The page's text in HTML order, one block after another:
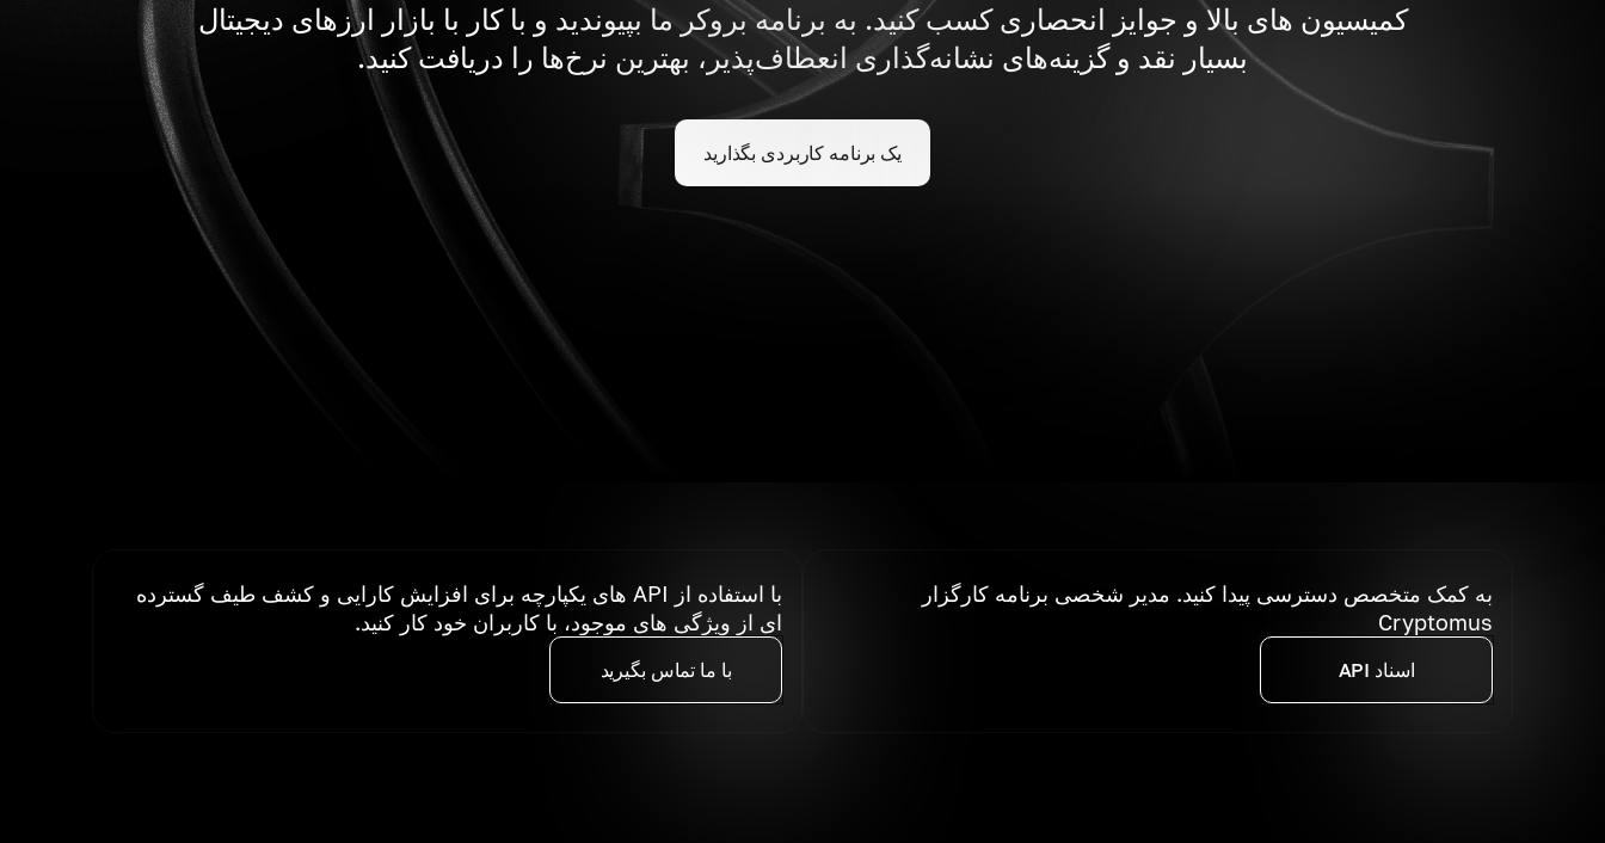
کمیسیون های بالا و جوایز انحصاری کسب کنید. به برنامه بروکر ما بپیوندید و با کار با بازار ارزهای دیجیتال
بسیار نقد و گزینه‌های نشانه‌گذاری انعطاف‌پذیر، بهترین نرخ‌ها را دریافت کنید.
یک برنامه کاربردی بگذارید
به کمک متخصص دسترسی پیدا کنید. مدیر شخصی برنامه کارگزار
Cryptomus
اسناد API
با استفاده از API های یکپارچه برای افزایش کارایی و کشف طیف گسترده
ای از ویژگی های موجود، با کاربران خود کار کنید.
با ما تماس بگیرید